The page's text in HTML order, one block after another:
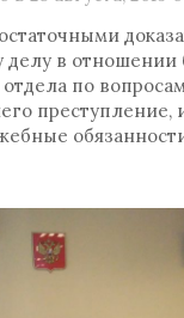
делу в
по
преступление,